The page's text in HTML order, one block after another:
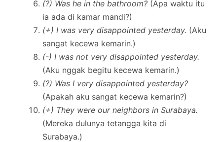
(?) Was he in the bathroom? (Apa waktu itu
ia ada di kamar mandi?)
(+) I was very disappointed yesterday. (Aku
sangat kecewa kemarin.)
(-) I was not very disappointed yesterday.
(Aku nggak begitu kecewa kemarin.)
(?) Was I very disappointed yesterday?
(Apakah aku sangat kecewa kemarin?)
(+) They were our neighbors in Surabaya.
(Mereka dulunya tetangga kita di
Surabaya.)